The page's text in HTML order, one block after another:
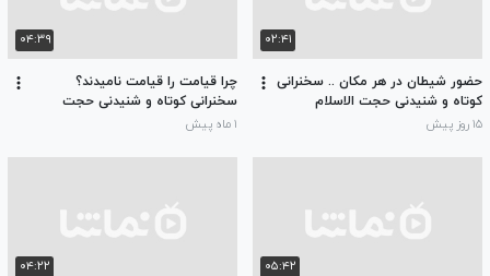
۰۲:۴۱
حضور شیطان در هر مکان .. سخنرانی
کوتاه و شنیدنی حجت الاسلام
حسینی قمی
۱۵ روز پیش
۰۴:۳۹
چرا قیامت را قیامت نامیدند؟
سخنرانی کوتاه و شنیدنی حجت
الاسلام حسینی قمی از احوالات۱ ماه پیش
۰۵:۴۲ ۰۴:۲۲